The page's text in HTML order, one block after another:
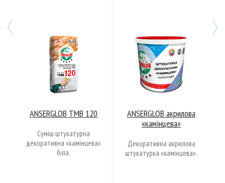
ANSERGLOB «мозаїчна»
Декоративна мозаїчна
штукатурка.
Previous